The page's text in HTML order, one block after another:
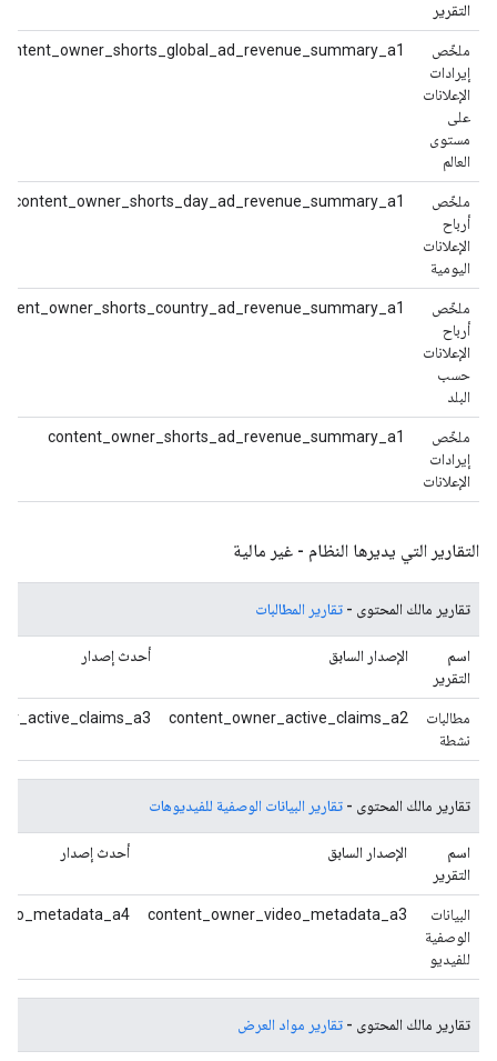
التقرير
ملخّص
إيرادات
الإعلانات
على
مستوى
العالم
ملخّص
أرباح
الإعلانات
اليومية
content_owner_shorts_day_ad_revenue_summary_a1
ملخّص
أرباح
الإعلانات
حسب
البلد
ملخّص
إيرادات
الإعلانات
content_owner_shorts_ad_revenue_summary_a1
التقارير التي يديرها النظام - غير مالية
تقارير مالك المحتوى - تقارير المطالبات
اسم
التقرير
الإصدار السابق أحدث إصدار
مطالبات
نشطة
content_owner_active_claims_a2
تقارير مالك المحتوى - تقارير البيانات الوصفية للفيديوهات
اسم
التقرير
الإصدار السابق أحدث إصدار
البيانات
الوصفية
للفيديو
content_owner_video_metadata_a3
تقارير مالك المحتوى - تقارير مواد العرض